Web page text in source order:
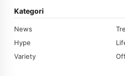
Kategori
News
Hype
Variety